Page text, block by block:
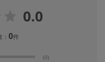
0.0
：0件
(0)